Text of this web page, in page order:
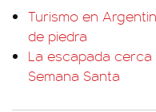
Turismo en
de piedra
La escapada
Semana Santa